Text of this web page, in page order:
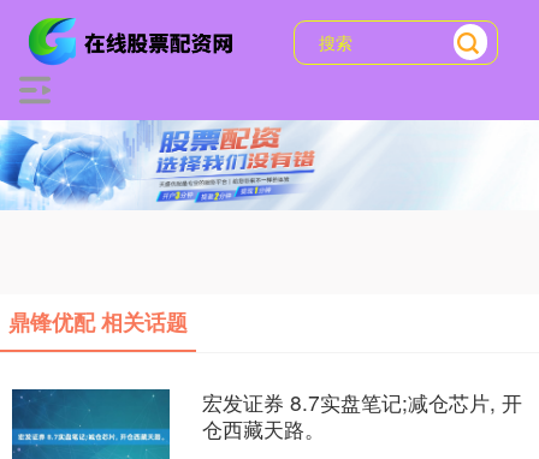
鼎锋优配 相关话题
宏发证券 8.7实盘笔记;减仓芯片, 开
仓西藏天路。